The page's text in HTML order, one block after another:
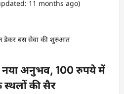
11 months ago)
नया अनुभव, 100 रुपये में
की सैर